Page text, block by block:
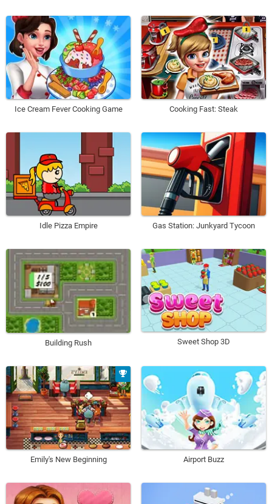
Ice Cream Fever Cooking Game Cooking Fast: Steak
Idle Pizza Empire Gas Station: Junkyard Tycoon
Building Rush Sweet Shop 3D
Emily's New Beginning Airport Buzz